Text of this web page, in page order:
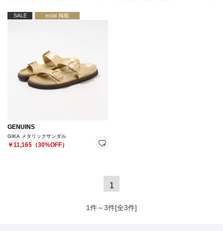
SALE eclat 掲載
GENUINS
GIKA メタリックサンダル
￥11,165（30%OFF）
1
1件～3件[全3件]